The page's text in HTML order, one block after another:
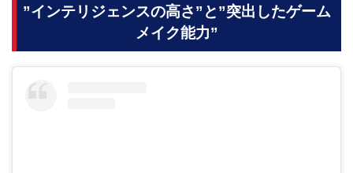
”インテリジェンスの高さ”と”突出したゲーム
メイク能力”